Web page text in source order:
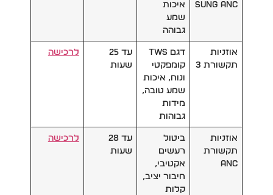
sung ANC
איכות
שמע
גבוהה
אוזניות
תקשורת 3
דגם TWS
קומפקטי
ונוח, איכות
שמע טובה,
מידות
גבוהות
עד 25
שעות
לרכישה
אוזניות
תקשורת
ANC
ביטול
רעשים
אקטיבי,
חיבור יציב,
קלות
עד 28
שעות
לרכישה